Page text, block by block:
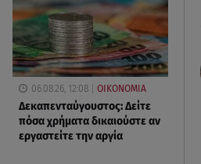
06.08.26, 12:08 ΟΙΚΟΝΟΜΙΑ
Δεκαπενταύγουστος: Δείτε
πόσα χρήματα δικαιούστε αν
εργαστείτε την αργία